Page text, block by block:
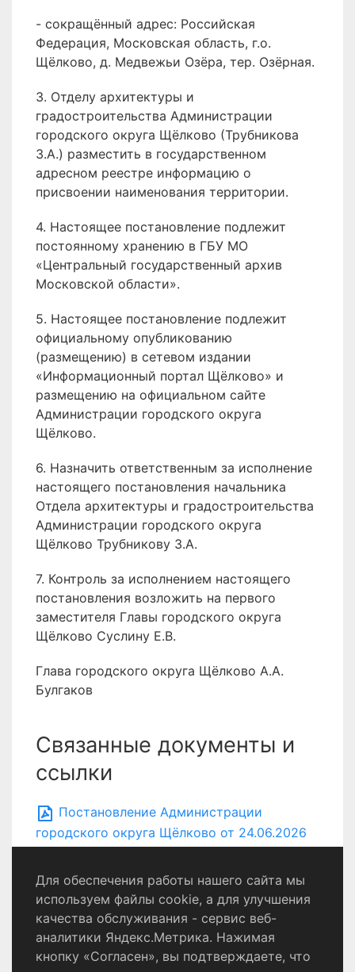
- сокращённый адрес: Российская
Федерация, Московская область, г.о.
Щёлково, д. Медвежьи Озёра, тер. Озёрная.
3. Отделу архитектуры и
градостроительства Администрации
городского округа Щёлково (Трубникова
З.А.) разместить в государственном
адресном реестре информацию о
присвоении наименования территории.
4. Настоящее постановление подлежит
постоянному хранению в ГБУ МО
«Центральный государственный архив
Московской области».
5. Настоящее постановление подлежит
официальному опубликованию
(размещению) в сетевом издании
«Информационный портал Щёлково» и
размещению на официальном сайте
Администрации городского округа
Щёлково.
6. Назначить ответственным за исполнение
настоящего постановления начальника
Отдела архитектуры и градостроительства
Администрации городского округа
Щёлково Трубникову З.А.
7. Контроль за исполнением настоящего
постановления возложить на первого
заместителя Главы городского округа
Щёлково Суслину Е.В.
Глава городского округа Щёлково А.А.
Булгаков
Связанные документы и
ссылки
Постановление Администрации
городского округа Щёлково от 24.06.2026
№ 2083
Политика конфиденциальности
Согласие на обработку персональных данных
Для обеспечения работы нашего сайта мы
используем файлы cookie, а для улучшения
качества обслуживания - сервис веб-
аналитики Яндекс.Метрика. Нажимая
кнопку «Согласен», вы подтверждаете, что